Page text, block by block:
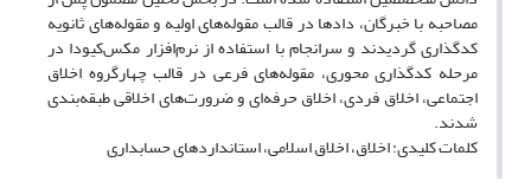
مصاحبه با خبرگان، دادها در قالب مقوله‌های اولیه و مقوله‌های ثانویه
کدگذاری گردیدند و سرانجام با استفاده از نرم‌افزار مکس‌کیودا در
مرحله کدگذاری محوری، مقوله‌های فرعی در قالب چهارگروه اخلاق
اجتماعی، اخلاق فردی، اخلاق حرفه‌ای و ضرورت‌های اخلاقی طبقه‌بندی
شدند.
کلمات کلیدی: اخلاق، اخلاق اسلامی، استانداردهای حسابداری